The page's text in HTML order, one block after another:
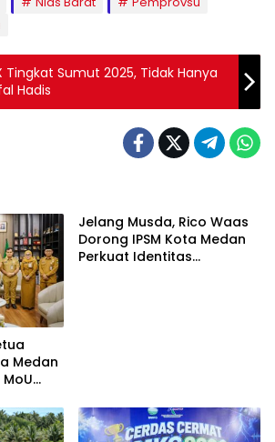
Tingkat Sumut 2025, Tidak Hanya
Hadis
Medan
Jelang Musda, Rico Waas
Dorong IPSM Kota Medan
Perkuat Identitas